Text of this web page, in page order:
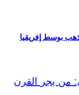
بوسط إفريقيا